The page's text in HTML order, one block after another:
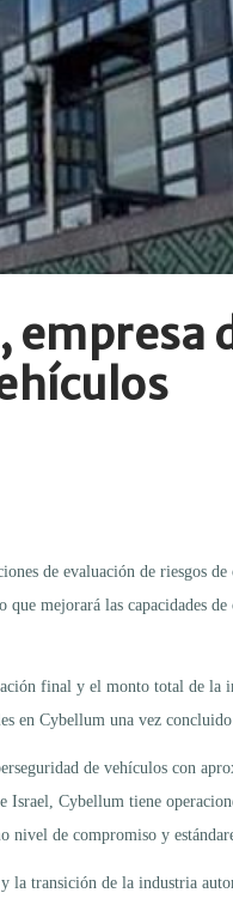
empresa
de evaluación de riesgos
mejorará las capacidades
final y el monto total de
Cybellum una vez
de vehículos con
Israel, Cybellum tiene
de compromiso y
la transición de la industria